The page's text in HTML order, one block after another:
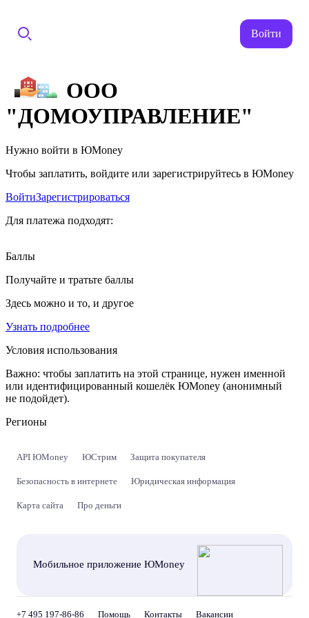
Войти
ООО
"ДОМОУПРАВЛЕНИЕ"
Нужно войти в ЮMoney
Чтобы заплатить, войдите или зарегистрируйтесь в ЮMoney
ВойтиЗарегистрироваться
Для платежа подходят:
Баллы
Получайте и тратьте баллы
Здесь можно и то, и другое
Узнать подробнее
Условия использования
Важно: чтобы заплатить на этой странице, нужен именной
или идентифицированный кошелёк ЮMoney (анонимный
не подойдет).
Регионы
API ЮMoney ЮСтрим Защита покупателя
Безопасность в интернете Юридическая информация
Карта сайта Про деньги
Мобильное приложение ЮMoney
+7 495 197-86-86 Помощь Контакты Вакансии